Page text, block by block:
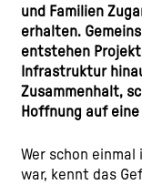
und Familien
erhalten.
entstehen
Infrastruktur
Zusammenhalt,
Hoffnung auf
Wer schon
war, kennt das